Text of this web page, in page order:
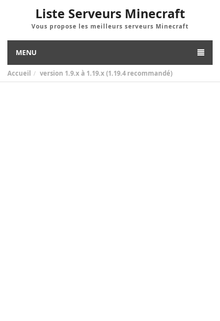
Liste Serveurs Minecraft
Vous propose les meilleurs serveurs Minecraft
MENU
Accueil version 1.9.x à 1.19.x (1.19.4 recommandé)